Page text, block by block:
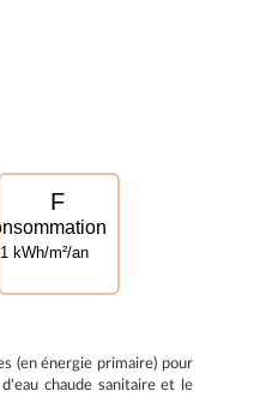
F
kWh/m²/an
(en énergie primaire) pour
chaude sanitaire et le